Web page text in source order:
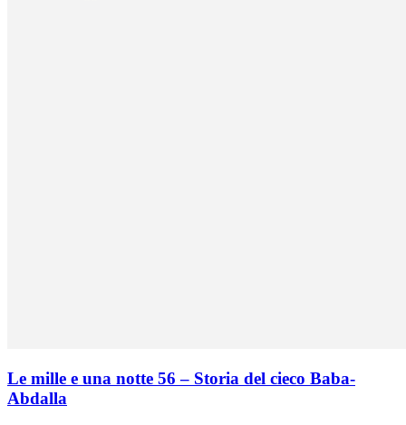
Le mille e una notte 56 – Storia del cieco Baba-
Abdalla